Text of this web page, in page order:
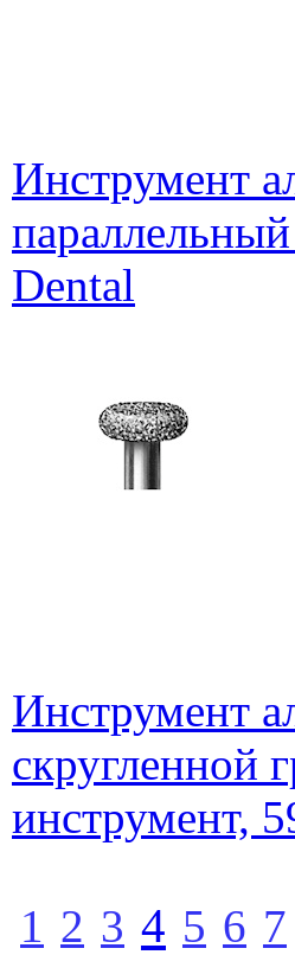
Инструмент
Dental
Инструмент
скругленной
инструмент,
1 2 3 4 5 6 7